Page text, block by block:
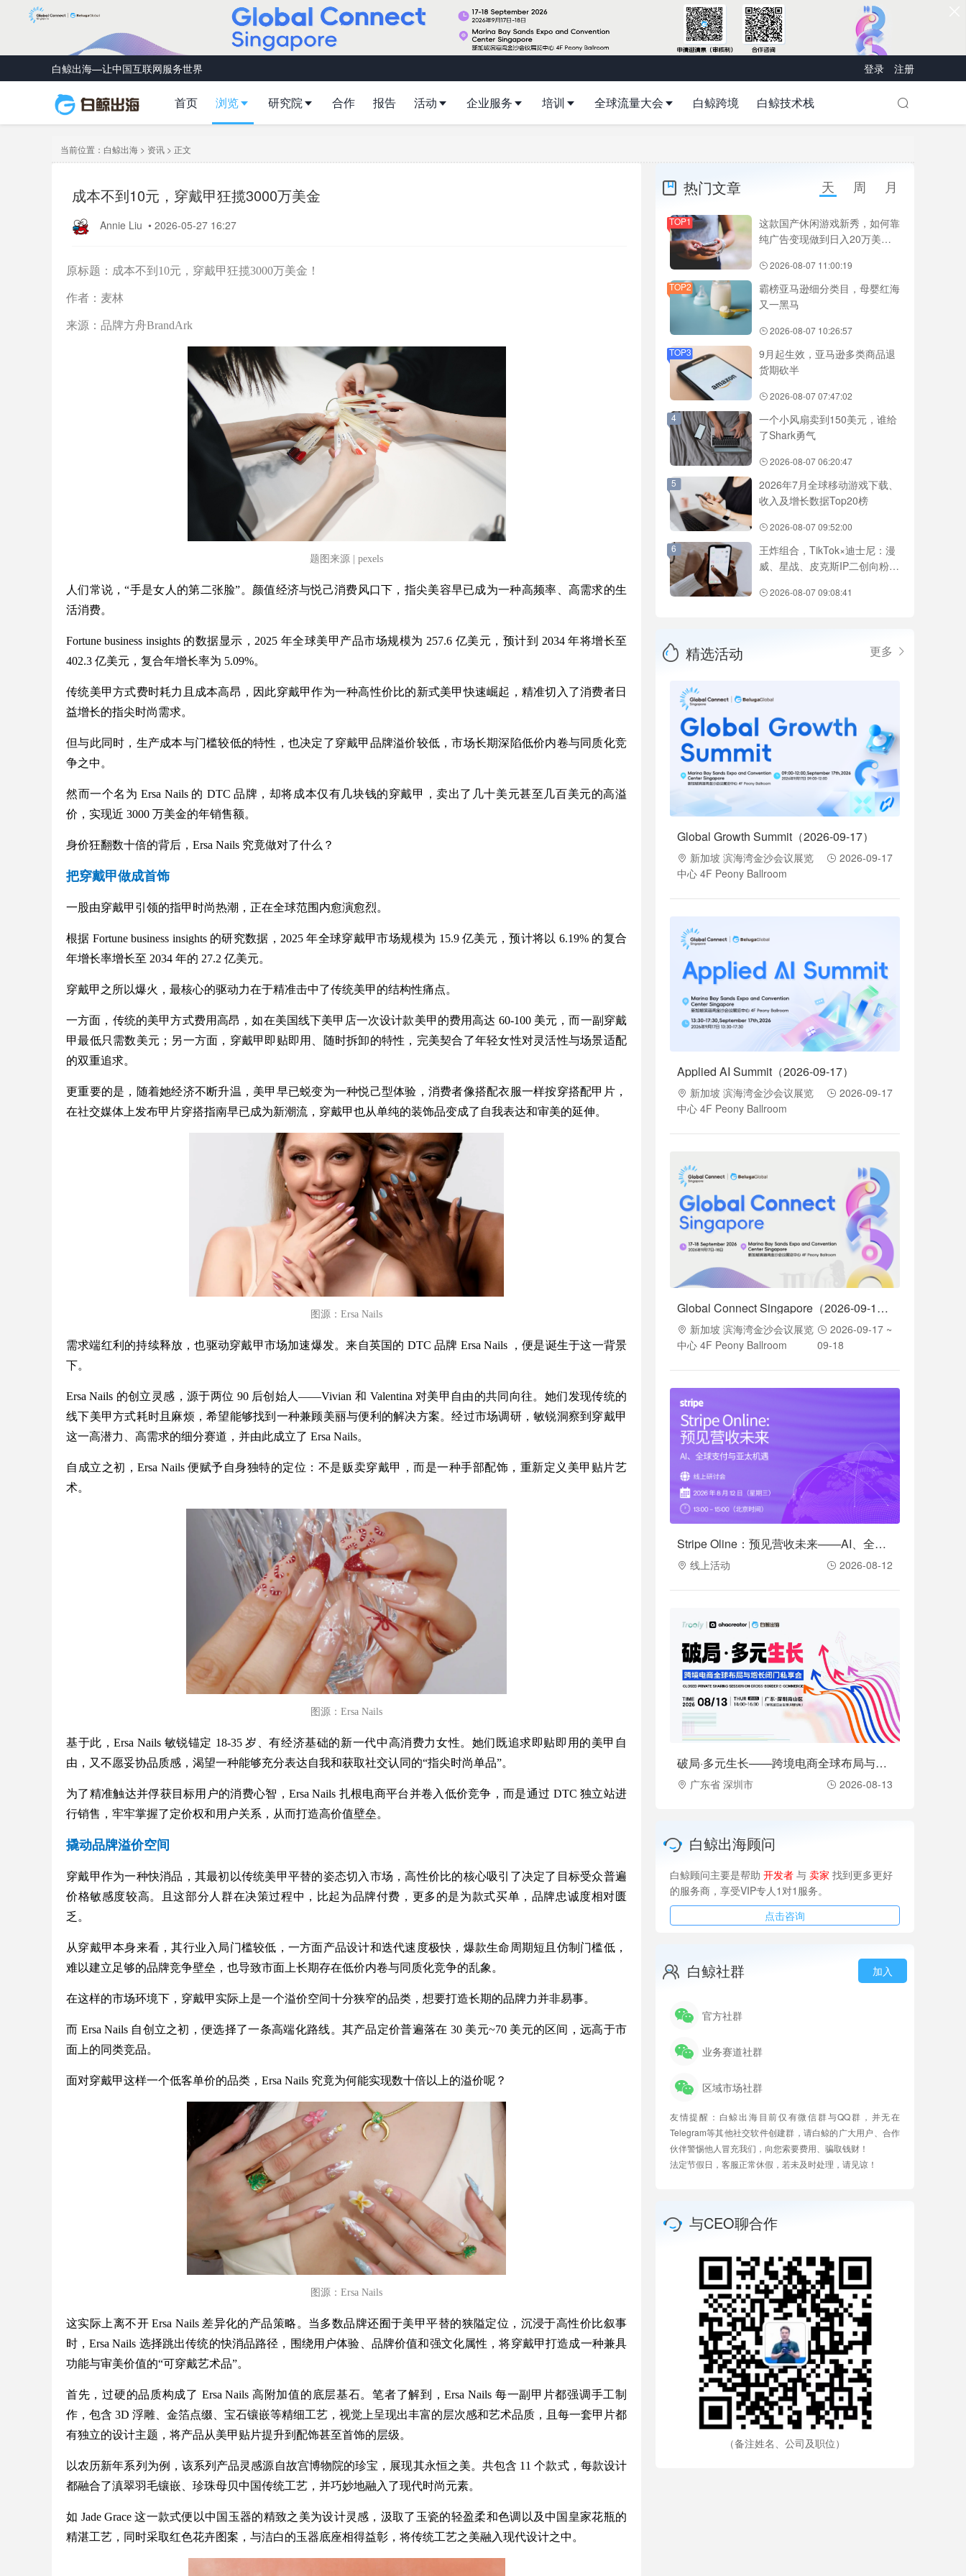
白鲸出海—让中国互联网服务世界 登录 注册
首页 浏览 研究院 合作 报告 活动 企业服务 培训 全球流量大会 白鲸跨境 白鲸技术栈
当前位置： 白鲸出海 > 资讯 > 正文
成本不到10元，穿戴甲狂揽3000万美金
Annie Liu • 2026-05-27 16:27
原标题：成本不到10元，穿戴甲狂揽3000万美金！
作者：麦林
来源：品牌方舟BrandArk
题图来源 | pexels
人们常说，“手是女人的第二张脸”。颜值经济与悦己消费风口下，指尖美容早已成为一种高频率、高需求的生
活消费。
Fortune business insights 的数据显示，2025 年全球美甲产品市场规模为 257.6 亿美元，预计到 2034 年将增长至
402.3 亿美元，复合年增长率为 5.09%。
传统美甲方式费时耗力且成本高昂，因此穿戴甲作为一种高性价比的新式美甲快速崛起，精准切入了消费者日
益增长的指尖时尚需求。
但与此同时，生产成本与门槛较低的特性，也决定了穿戴甲品牌溢价较低，市场长期深陷低价内卷与同质化竞
争之中。
然而一个名为 Ersa Nails 的 DTC 品牌，却将成本仅有几块钱的穿戴甲，卖出了几十美元甚至几百美元的高溢
价，实现近 3000 万美金的年销售额。
身价狂翻数十倍的背后，Ersa Nails 究竟做对了什么？
把穿戴甲做成首饰
一股由穿戴甲引领的指甲时尚热潮，正在全球范围内愈演愈烈。
根据 Fortune business insights 的研究数据，2025 年全球穿戴甲市场规模为 15.9 亿美元，预计将以 6.19% 的复合
年增长率增长至 2034 年的 27.2 亿美元。
穿戴甲之所以爆火，最核心的驱动力在于精准击中了传统美甲的结构性痛点。
一方面，传统的美甲方式费用高昂，如在美国线下美甲店一次设计款美甲的费用高达 60-100 美元，而一副穿戴
甲最低只需数美元；另一方面，穿戴甲即贴即用、随时拆卸的特性，完美契合了年轻女性对灵活性与场景适配
的双重追求。
更重要的是，随着她经济不断升温，美甲早已蜕变为一种悦己型体验，消费者像搭配衣服一样按穿搭配甲片，
在社交媒体上发布甲片穿搭指南早已成为新潮流，穿戴甲也从单纯的装饰品变成了自我表达和审美的延伸。
图源：Ersa Nails
需求端红利的持续释放，也驱动穿戴甲市场加速爆发。来自英国的 DTC 品牌 Ersa Nails ，便是诞生于这一背景
下。
Ersa Nails 的创立灵感，源于两位 90 后创始人——Vivian 和 Valentina 对美甲自由的共同向往。她们发现传统的
线下美甲方式耗时且麻烦，希望能够找到一种兼顾美丽与便利的解决方案。经过市场调研，敏锐洞察到穿戴甲
这一高潜力、高需求的细分赛道，并由此成立了 Ersa Nails。
自成立之初，Ersa Nails 便赋予自身独特的定位：不是贩卖穿戴甲，而是一种手部配饰，重新定义美甲贴片艺
术。
图源：Ersa Nails
基于此，Ersa Nails 敏锐锚定 18-35 岁、有经济基础的新一代中高消费力女性。她们既追求即贴即用的美甲自
由，又不愿妥协品质感，渴望一种能够充分表达自我和获取社交认同的“指尖时尚单品”。
为了精准触达并俘获目标用户的消费心智，Ersa Nails 扎根电商平台并卷入低价竞争，而是通过 DTC 独立站进
行销售，牢牢掌握了定价权和用户关系，从而打造高价值壁垒。
撬动品牌溢价空间
穿戴甲作为一种快消品，其最初以传统美甲平替的姿态切入市场，高性价比的核心吸引了决定了目标受众普遍
价格敏感度较高。且这部分人群在决策过程中，比起为品牌付费，更多的是为款式买单，品牌忠诚度相对匮
乏。
从穿戴甲本身来看，其行业入局门槛较低，一方面产品设计和迭代速度极快，爆款生命周期短且仿制门槛低，
难以建立足够的品牌竞争壁垒，也导致市面上长期存在低价内卷与同质化竞争的乱象。
在这样的市场环境下，穿戴甲实际上是一个溢价空间十分狭窄的品类，想要打造长期的品牌力并非易事。
而 Ersa Nails 自创立之初，便选择了一条高端化路线。其产品定价普遍落在 30 美元~70 美元的区间，远高于市
面上的同类竞品。
面对穿戴甲这样一个低客单价的品类，Ersa Nails 究竟为何能实现数十倍以上的溢价呢？
图源：Ersa Nails
这实际上离不开 Ersa Nails 差异化的产品策略。当多数品牌还囿于美甲平替的狭隘定位，沉浸于高性价比叙事
时，Ersa Nails 选择跳出传统的快消品路径，围绕用户体验、品牌价值和强文化属性，将穿戴甲打造成一种兼具
功能与审美价值的“可穿戴艺术品”。
首先，过硬的品质构成了 Ersa Nails 高附加值的底层基石。笔者了解到，Ersa Nails 每一副甲片都强调手工制
作，包含 3D 浮雕、金箔点缀、宝石镶嵌等精细工艺，视觉上呈现出丰富的层次感和艺术品质，且每一套甲片都
有独立的设计主题，将产品从美甲贴片提升到配饰甚至首饰的层级。
以农历新年系列为例，该系列产品灵感源自故宫博物院的珍宝，展现其永恒之美。共包含 11 个款式，每款设计
都融合了滇翠羽毛镶嵌、珍珠母贝中国传统工艺，并巧妙地融入了现代时尚元素。
如 Jade Grace 这一款式便以中国玉器的精致之美为设计灵感，汲取了玉瓷的轻盈柔和色调以及中国皇家花瓶的
精湛工艺，同时采取红色花卉图案，与洁白的玉器底座相得益彰，将传统工艺之美融入现代设计之中。
热门文章 天 周 月
TOP1
这款国产休闲游戏新秀，如何靠
纯广告变现做到日入20万美
2026-08-07 11:00:19
TOP2
霸榜亚马逊细分类目，母婴红海
又一黑马
2026-08-07 10:26:57
TOP3
9月起生效，亚马逊多类商品退
货期砍半
2026-08-07 07:47:02
4
一个小风扇卖到150美元，谁给
了Shark勇气
2026-08-07 06:20:47
5
2026年7月全球移动游戏下载、
收入及增长数据Top20榜
2026-08-07 09:52:00
6
王炸组合，TikTok×迪士尼：漫
威、星战、皮克斯IP二创向粉丝
2026-08-07 09:08:41
精选活动 更多
Global Growth Summit（2026-09-17）
新加坡 滨海湾金沙会议展览
中心 4F Peony Ballroom
2026-09-17
Applied AI Summit（2026-09-17）
新加坡 滨海湾金沙会议展览
中心 4F Peony Ballroom
2026-09-17
Global Connect Singapore（2026-09-17至2026-09-18）
新加坡 滨海湾金沙会议展览
中心 4F Peony Ballroom
2026-09-17 ~
09-18
Stripe Oline：预见营收未来——AI、全球支付与亚太机遇（2026-08-12）
线上活动 2026-08-12
破局·多元生长——跨境电商全球布局与增长闭门私享会（2026-08-13）
广东省 深圳市 2026-08-13
白鲸出海顾问
白鲸顾问主要是帮助 开发者 与 卖家 找到更多更好
的服务商，享受VIP专人1对1服务。
点击咨询
白鲸社群 加入
官方社群
业务赛道社群
区域市场社群
友情提醒：白鲸出海目前仅有微信群与QQ群，并无在
Telegram等其他社交软件创建群，请白鲸的广大用户、合作
伙伴警惕他人冒充我们，向您索要费用、骗取钱财！
法定节假日，客服正常休假，若未及时处理，请见谅！
与CEO聊合作
（备注姓名、公司及职位）